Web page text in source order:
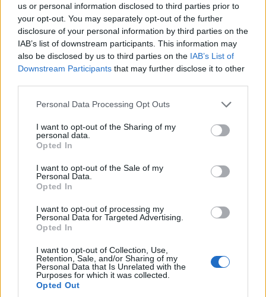
us or personal information disclosed to third parties prior to
your opt-out. You may separately opt-out of the further
disclosure of your personal information by third parties on the
IAB’s list of downstream participants. This information may
also be disclosed by us to third parties on the IAB’s List of
Downstream Participants that may further disclose it to other
Please note that this website/app uses one or more Google
not limited to your visit or usage behaviour. You may click to
grant or deny consent to Google and its third-party tags to
use your data for below specified purposes in below Google
consent section.
Personal Data Processing Opt Outs
I want to opt-out of the Sharing of my
personal data.
Opted In
I want to opt-out of the Sale of my
Personal Data.
Opted In
I want to opt-out of processing my
Personal Data for Targeted Advertising.
Opted In
I want to opt-out of Collection, Use,
Retention, Sale, and/or Sharing of my
Personal Data that Is Unrelated with the
Purposes for which it was collected.
Opted Out
Κορυφώνεται η έξοδος των αδειούχων του
Αυγούστου από τα λιμάνια της Αττικής
8/08/2026 - 9:47πμ